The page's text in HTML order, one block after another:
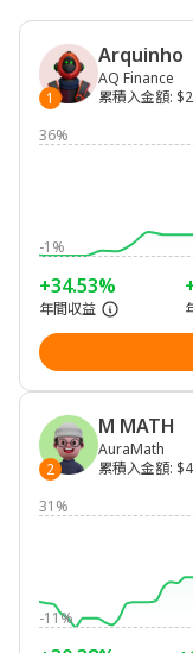
1
Arquinho
AQ Finance
累積入金額:
36%
-1%
+34.53%
年間収益
2
M MATH
AuraMath
累積入金額:
31%
-11%